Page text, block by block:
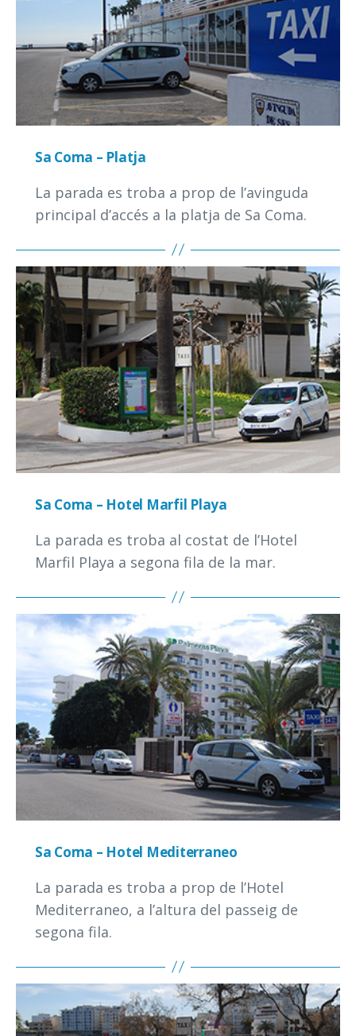
Sa Coma – Platja
La parada es troba a prop de l’avinguda
principal d’accés a la platja de Sa Coma.
Sa Coma – Hotel Marfil Playa
La parada es troba al costat de l’Hotel
Marfil Playa a segona fila de la mar.
Sa Coma – Hotel Mediterraneo
La parada es troba a prop de l’Hotel
Mediterraneo, a l’altura del passeig de
segona fila.